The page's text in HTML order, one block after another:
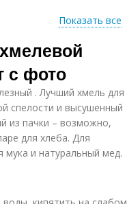
Показать все
с фото
. Лучший хмель для
спелости и высушенный
из пачки – возможно,
для хлеба. Для
мука и натуральный мед.